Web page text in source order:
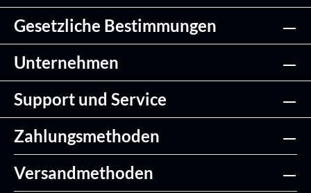
Gesetzliche Bestimmungen
Unternehmen
Support und Service
Zahlungsmethoden
Versandmethoden